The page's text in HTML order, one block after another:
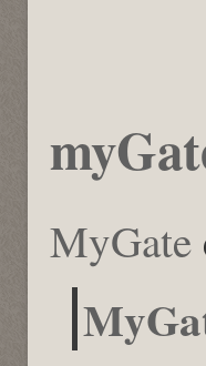
MyGate